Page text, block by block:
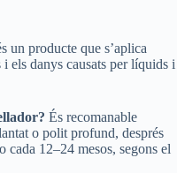
un producte que s’aplica
els danys causats per líquids i
És recomanable
o polit profund, després
cada 12–24 mesos, segons el